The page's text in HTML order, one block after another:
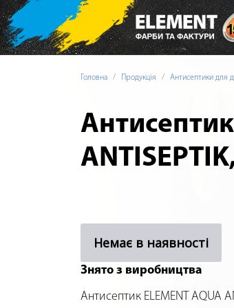
Головна Продукція Антисептики для
Немає в наявності
Знято з виробництва
Антисептик ELEMENT AQUA